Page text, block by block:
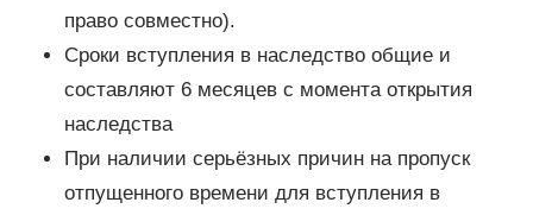
право совместно).
Сроки вступления в наследство общие и
составляют 6 месяцев с момента открытия
наследства
При наличии серьёзных причин на пропуск
отпущенного времени для вступления в